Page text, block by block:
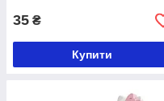
35 ₴
Купити